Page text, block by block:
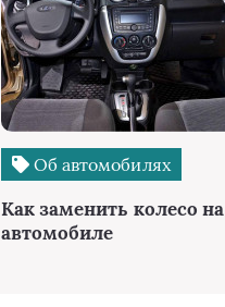
Об автомобилях
Как заменить колесо на
автомобиле